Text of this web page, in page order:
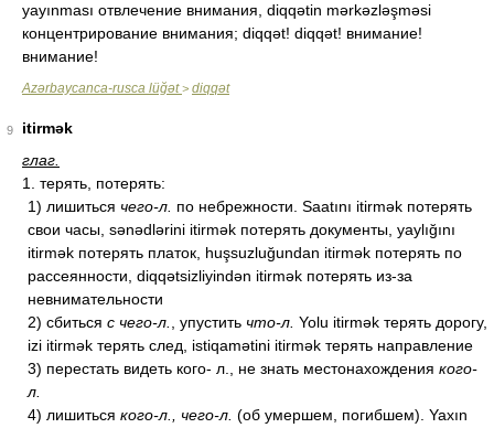
yayınması отвлечение внимания, diqqətin mərkəzləşməsi
концентрирование внимания; diqqət! diqqət! внимание!
внимание!
Azərbaycanca-rusca lüğət> diqqət
9
itirmək
глаг.
1. терять, потерять:
1) лишиться чего-л. по небрежности. Saatını itirmək потерять
свои часы, sənədlərini itirmək потерять документы, yaylığını
itirmək потерять платок, huşsuzluğundan itirmək потерять по
рассеянности, diqqətsizliyindən itirmək потерять из-за
невнимательности
2) сбиться с чего-л. , упустить что-л. Yolu itirmək терять дорогу,
izi itirmək терять след, istiqamətini itirmək терять направление
3) перестать видеть кого- л., не знать местонахождения кого-
л.
4) лишиться кого-л., чего-л. (об умершем, погибшем). Yaxın